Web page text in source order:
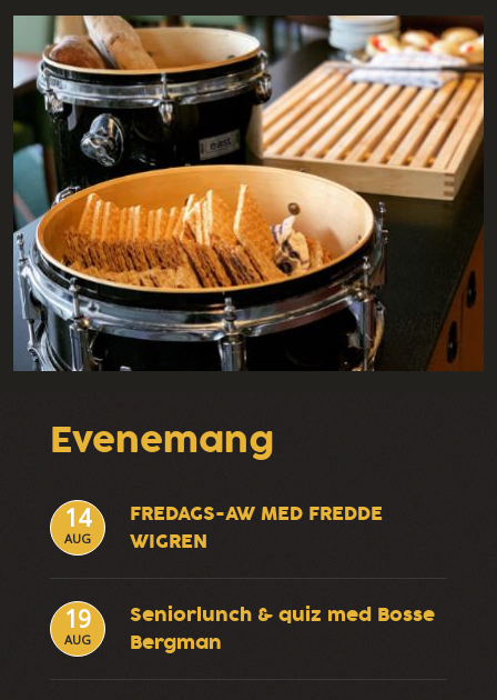
Evenemang
14
AUG
FREDAGS-AW MED FREDDE
WIGREN
19
AUG
Seniorlunch & quiz med Bosse
Bergman